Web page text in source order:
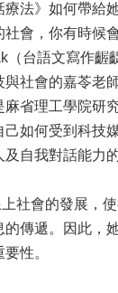
法》如何帶給
會，你有時候
（台語文寫作齷
社會的嘉苓老
省理工學院研
如何受到科技
自我對話能力的
會的發展，使
傳遞。因此，
性。